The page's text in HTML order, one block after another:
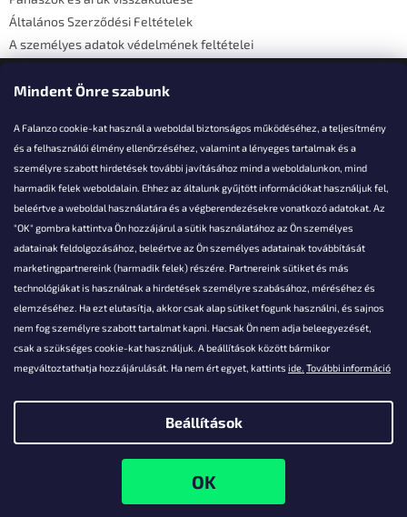
Mindent Önre szabunk
A Falanzo cookie-kat használ a weboldal biztonságos működéséhez, a teljesítmény
és a felhasználói élmény ellenőrzéséhez, valamint a lényeges tartalmak és a
személyre szabott hirdetések további javításához mind a weboldalunkon, mind
harmadik felek weboldalain. Ehhez az általunk gyűjtött információkat használjuk fel,
beleértve a weboldal használatára és a végberendezésekre vonatkozó adatokat. Az
"OK" gombra kattintva Ön hozzájárul a sütik használatához az Ön személyes
adatainak feldolgozásához, beleértve az Ön személyes adatainak továbbítását
marketingpartnereink (harmadik felek) részére. Partnereink sütiket és más
technológiákat is használnak a hirdetések személyre szabásához, méréséhez és
elemzéséhez. Ha ezt elutasítja, akkor csak alap sütiket fogunk használni, és sajnos
nem fog személyre szabott tartalmat kapni. Hacsak Ön nem adja beleegyezését,
csak a szükséges cookie-kat használjuk. A beállítások között bármikor
megváltoztathatja hozzájárulását. Ha nem ért egyet, kattints ide. További információ
Beállítások
Általános Szerződési Feltételek
A személyes adatok védelmének feltételei
Elérhetőségi adatok
Akarsz kérdezni valamit?
info@falanzo.hu
Falanzo.hu. Minden jog fenntartva.